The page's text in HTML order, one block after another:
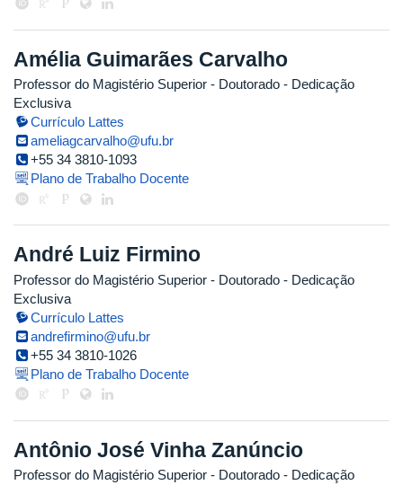
Amélia Guimarães Carvalho
Professor do Magistério Superior - Doutorado - Dedicação
Exclusiva
Currículo Lattes
ameliagcarvalho@ufu.br
+55 34 3810-1093
Plano de Trabalho Docente
André Luiz Firmino
Professor do Magistério Superior - Doutorado - Dedicação
Exclusiva
Currículo Lattes
andrefirmino@ufu.br
+55 34 3810-1026
Plano de Trabalho Docente
Antônio José Vinha Zanúncio
Professor do Magistério Superior - Doutorado - Dedicação